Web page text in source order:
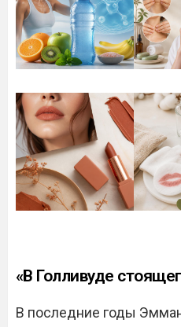
«В Голливуде
В последние годы